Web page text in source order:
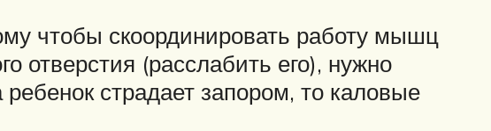
чтобы скоординировать работу мышц
отверстия (расслабить его), нужно
страдает запором, то каловые